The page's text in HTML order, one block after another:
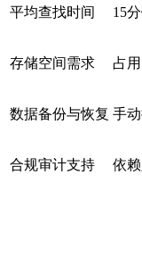
平均查找时间 15
存储空间需求 占
数据备份与恢复 手
合规审计支持 依